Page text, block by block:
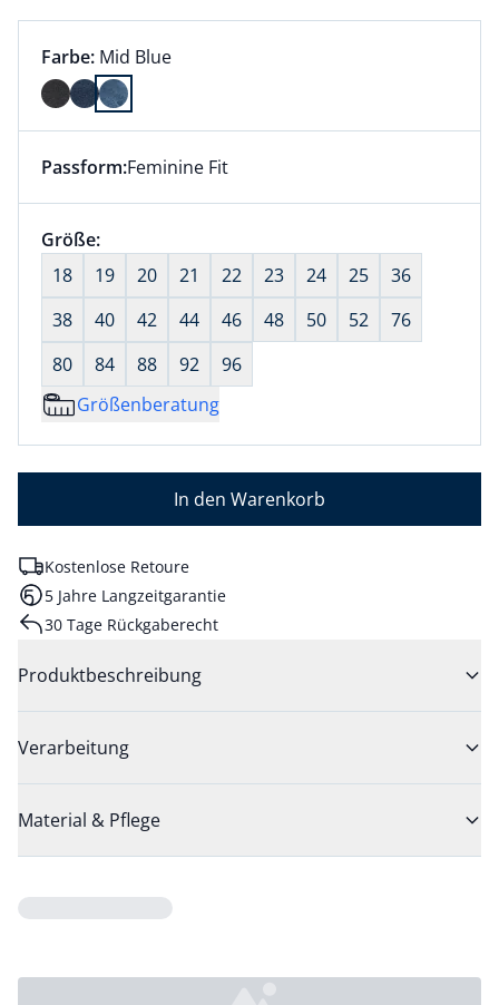
Farbauswahl:
Farbe: aktuell ausgewählt:
Mid Blue
Farbe Mid Blue ausgewählt
Dieser Artikel hat die Passform Feminine Fit. für
Passform:Feminine Fit
Größenauswahl:
Größe:nichts ausgewählt
18
19 20 21 22 23 24 25
36
38
40 42 44 46 48 50 52
76
80
84 88 92
96
Größenberatung
In den Warenkorb
Kostenlose Retoure
5 Jahre Langzeitgarantie
30 Tage Rückgaberecht
Produktbeschreibung
Verarbeitung
Material & Pflege